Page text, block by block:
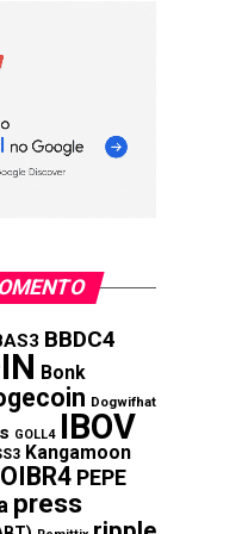
BBDC4
Bonk
Dogwifhat
GOLL4 IBOV
Kangamoon
OIBR4 PEPE
press